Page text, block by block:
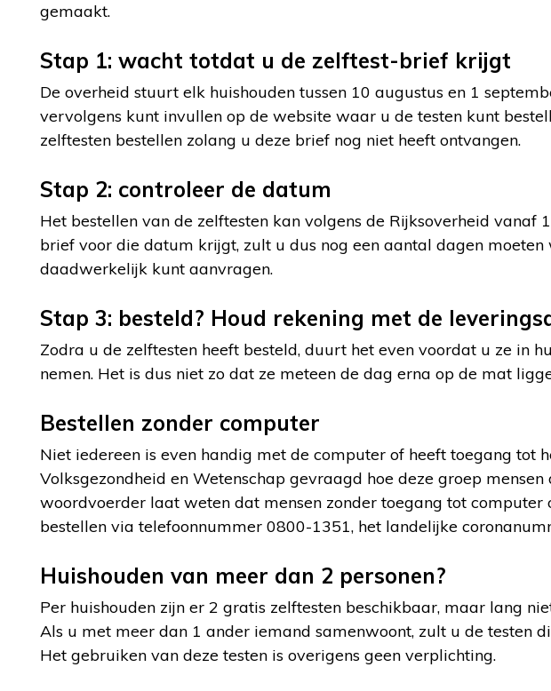
gemaakt.
Stap 1: wacht totdat u de zelftest-brief krijgt
De overheid stuurt elk huishouden tussen 10 augustus en 1
vervolgens kunt invullen op de website waar u de testen kunt
zelftesten bestellen zolang u deze brief nog niet heeft ontvangen.
Stap 2: controleer de datum
Het bestellen van de zelftesten kan volgens de Rijksoverheid vanaf
brief voor die datum krijgt, zult u dus nog een aantal dagen
daadwerkelijk kunt aanvragen.
Stap 3: besteld? Houd rekening met de
Zodra u de zelftesten heeft besteld, duurt het even voordat u ze in
nemen. Het is dus niet zo dat ze meteen de dag erna op de mat
Bestellen zonder computer
Niet iedereen is even handig met de computer of heeft toegang tot
Volksgezondheid en Wetenschap gevraagd hoe deze groep mensen
woordvoerder laat weten dat mensen zonder toegang tot computer
bestellen via telefoonnummer 0800-1351, het landelijke
Huishouden van meer dan 2 personen?
Per huishouden zijn er 2 gratis zelftesten beschikbaar, maar lang
Als u met meer dan 1 ander iemand samenwoont, zult u de testen
Het gebruiken van deze testen is overigens geen verplichting.